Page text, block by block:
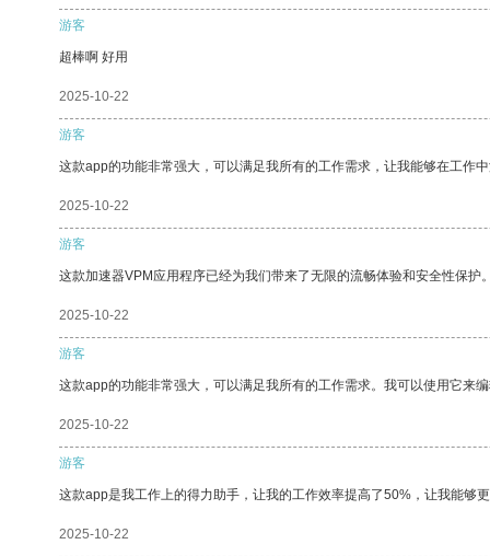
游客
超棒啊 好用
2025-10-22
游客
这款app的功能非常强大，可以满足我所有的工作需求，让我能够在工作
2025-10-22
游客
这款加速器VPM应用程序已经为我们带来了无限的流畅体验和安全性保护
2025-10-22
游客
这款app的功能非常强大，可以满足我所有的工作需求。我可以使用它来
2025-10-22
游客
这款app是我工作上的得力助手，让我的工作效率提高了50%，让我能够
2025-10-22